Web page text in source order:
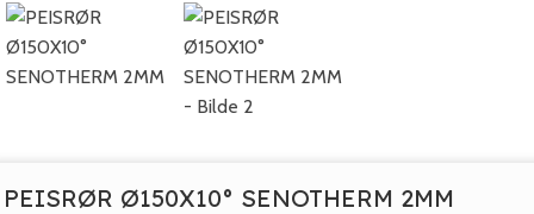
PEISRØR Ø150X10° SENOTHERM 2MM